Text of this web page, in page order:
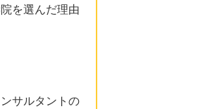
を選んだ理由
サルタントの